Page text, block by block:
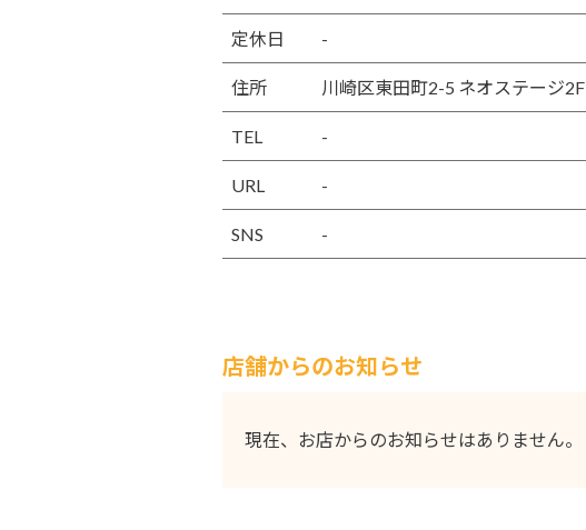
定休日 -
住所 川崎区東田町2-5 ネオステージ2F
TEL -
URL -
SNS -
店舗からのお知らせ
現在、お店からのお知らせはありません。